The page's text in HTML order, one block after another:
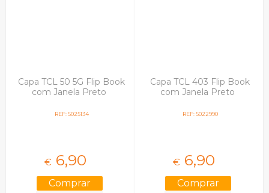
Capa TCL 50 5G Flip Book
com Janela Preto
REF: 5025134
€ 6,90
Capa TCL 403 Flip Book
com Janela Preto
REF: 5022990
€ 6,90